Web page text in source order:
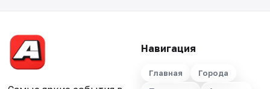
Навигация
Главная
Города